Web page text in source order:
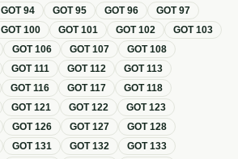
GOT94 GOT95 GOT96 GOT97
GOT100 GOT101 GOT102 GOT103
GOT106 GOT107 GOT108
GOT111 GOT112 GOT113
GOT116 GOT117 GOT118
GOT121 GOT122 GOT123
GOT126 GOT127 GOT128
GOT131 GOT132 GOT133